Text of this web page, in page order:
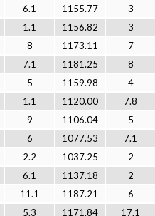
6.1 1155.77 3
1.1 1156.82 3
8 1173.11 7
7.1 1181.25 8
5 1159.98 4
1.1 1120.00 7.8
9 1106.04 5
6 1077.53 7.1
2.2 1037.25 2
6.1 1137.18 2
11.1 1187.21 6
5.3 1171.84 17.1